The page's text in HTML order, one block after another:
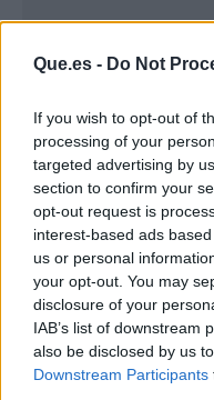
Que.es - Do Not
If you wish to opt-out of
processing of your
targeted advertising by
section to confirm your
opt-out request is
interest-based ads
us or personal
your opt-out. You may
disclosure of your
IAB’s list of downstream
also be disclosed by us
Downstream Participants